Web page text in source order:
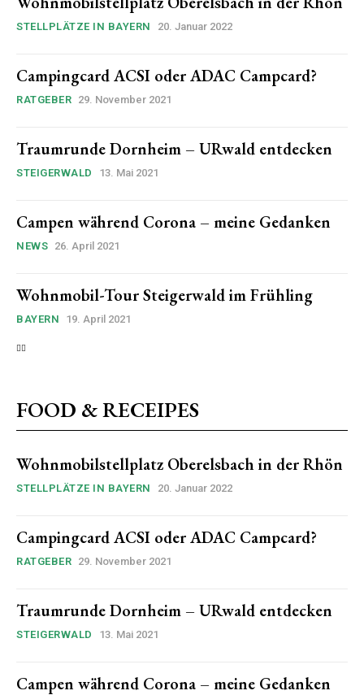
STELLPLÄTZE IN BAYERN 20. Januar 2022
Campingcard ACSI oder ADAC Campcard?
RATGEBER 29. November 2021
Traumrunde Dornheim – URwald entdecken
STEIGERWALD 13. Mai 2021
Campen während Corona – meine Gedanken
NEWS 26. April 2021
Wohnmobil-Tour Steigerwald im Frühling
BAYERN 19. April 2021
FOOD & RECEIPES
Wohnmobilstellplatz Oberelsbach in der Rhön
STELLPLÄTZE IN BAYERN 20. Januar 2022
Campingcard ACSI oder ADAC Campcard?
RATGEBER 29. November 2021
Traumrunde Dornheim – URwald entdecken
STEIGERWALD 13. Mai 2021
Campen während Corona – meine Gedanken